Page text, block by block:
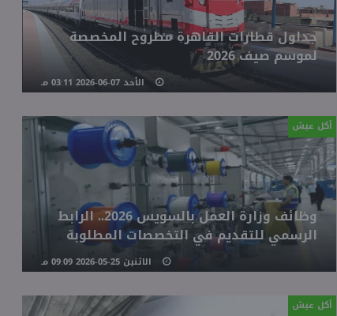
جداول قطارات القاهرة مطروح المخصصة
لموسم صيف 2026
الأحد 07-06-2026 03:11 مـ
أكل عيش
وظائف وزارة العمل بالسويس 2026.. الرابط
الرسمي للتقديم في التخصصات المطلوبة
الاثنين 25-05-2026 09:09 مـ
أكل عيش